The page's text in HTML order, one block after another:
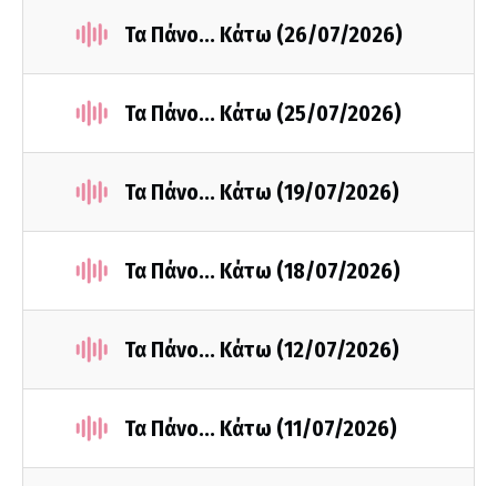
Τα Πάνο... Κάτω (26/07/2026)
Τα Πάνο... Κάτω (25/07/2026)
Τα Πάνο... Κάτω (19/07/2026)
Τα Πάνο... Κάτω (18/07/2026)
Τα Πάνο... Κάτω (12/07/2026)
Τα Πάνο... Κάτω (11/07/2026)